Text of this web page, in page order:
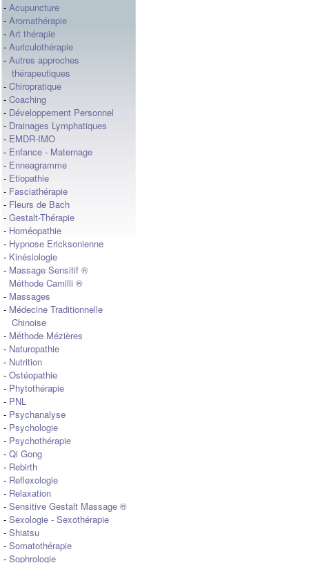
- Acupuncture
- Aromathérapie
- Art thérapie
- Auriculothérapie
- Autres approches
thérapeutiques
- Chiropratique
- Coaching
- Développement Personnel
- Drainages Lymphatiques
- EMDR-IMO
- Enfance - Maternage
- Enneagramme
- Etiopathie
- Fasciathérapie
- Fleurs de Bach
- Gestalt-Thérapie
- Homéopathie
- Hypnose Ericksonienne
- Kinésiologie
- Massage Sensitif ®
Méthode Camilli ®
- Massages
- Médecine Traditionnelle
Chinoise
- Méthode Mézières
- Naturopathie
- Nutrition
- Ostéopathie
- Phytothérapie
- PNL
- Psychanalyse
- Psychologie
- Psychothérapie
- Qi Gong
- Rebirth
- Reflexologie
- Relaxation
- Sensitive Gestalt Massage ®
- Sexologie - Sexothérapie
- Shiatsu
- Somatothérapie
- Sophrologie